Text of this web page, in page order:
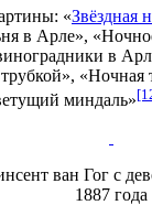
«Звёздная
в Арле»,
в
, «Ночная
миндаль»
ван Гог с
1887 года